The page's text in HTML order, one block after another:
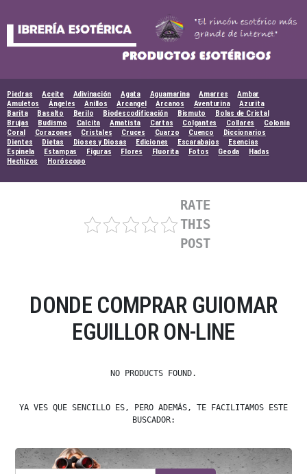
Piedras Aceite Adivinación Agata Aguamarina Amarres
Ambar
Amuletos
Ángeles Anillos Arcangel Arcanos Aventurina
Azurita
Barita
Basalto Berilo Biodescodificación Bismuto
Bolas de Cristal
Brujas
Budismo Calcita Amatista Cartas Colgantes Collares
Colonia
Coral
Corazones Cristales Cruces Cuarzo Cuenco
Diccionarios
Dientes
Dietas Dioses y Diosas Ediciones Escarabajos
Esencias
Espinela
Estampas Figuras Flores Fluorita Fotos Geoda
Hadas
Hechizos
Horóscopo
RATE
THIS
POST
DONDE COMPRAR GUIOMAR
EGUILLOR ON-LINE
NO PRODUCTS FOUND.
YA VES QUE SENCILLO ES, PERO ADEMÁS, TE FACILITAMOS ESTE
BUSCADOR: